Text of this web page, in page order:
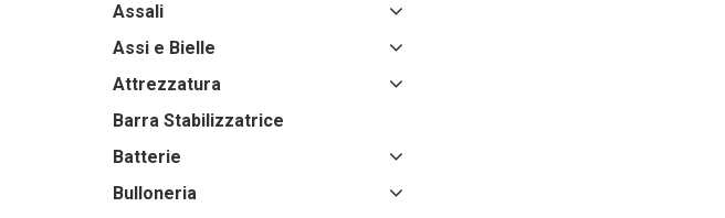
Assali
Assi e Bielle
Attrezzatura
Barra Stabilizzatrice
Batterie
Bulloneria